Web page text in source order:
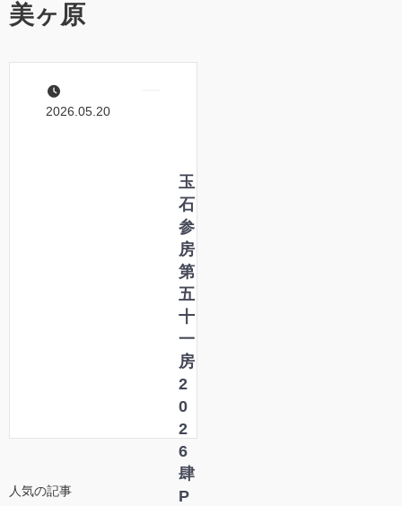
美ヶ原
2026.05.20
玉
石
参
房
第
五
十
一
房
2
0
2
6
肆
P
人気の記事